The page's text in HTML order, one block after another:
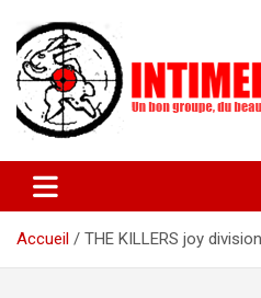
contenu
intimepop.com
actuelles pop rock, post-rock,
lyon
Accueil
THE KILLERS joy